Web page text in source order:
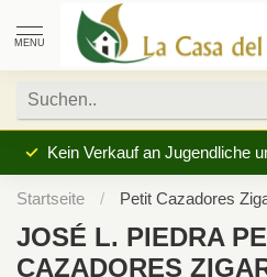
MENU
Kein Verkauf an Jugendliche
Startseite / Petit Cazadores
JOSÉ L. PIEDRA
CAZADORES